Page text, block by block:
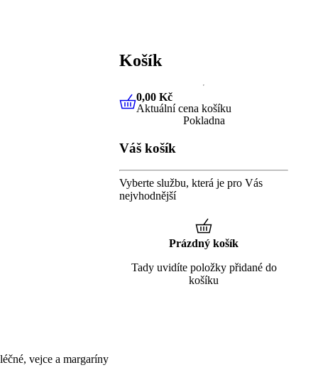
vejce a margaríny
Košík
0,00 KčAktuální cena košíku
0,00 Kč
Aktuální cena košíku
Pokladna
Váš košík
Vyberte službu, která je pro Vás
nejvhodnější
Prázdný košík
Tady uvidíte položky přidané do
košíku